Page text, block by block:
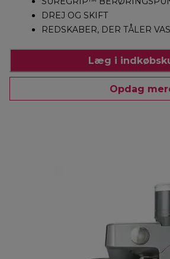
DREJ OG SKIFT
REDSKABER, DER TÅLER
Læg i
Opdag